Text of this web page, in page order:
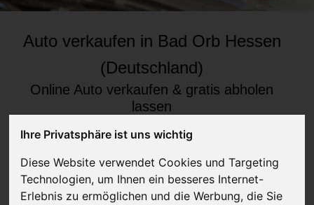
Ihre Privatsphäre ist uns wichtig
Diese Website verwendet Cookies und Targeting
Technologien, um Ihnen ein besseres Internet-
Erlebnis zu ermöglichen und die Werbung, die Sie
Auto verkaufen in Bad Orb Hessen
(Deutschland)
Online Auto verkaufen & gratis abholen
lassen